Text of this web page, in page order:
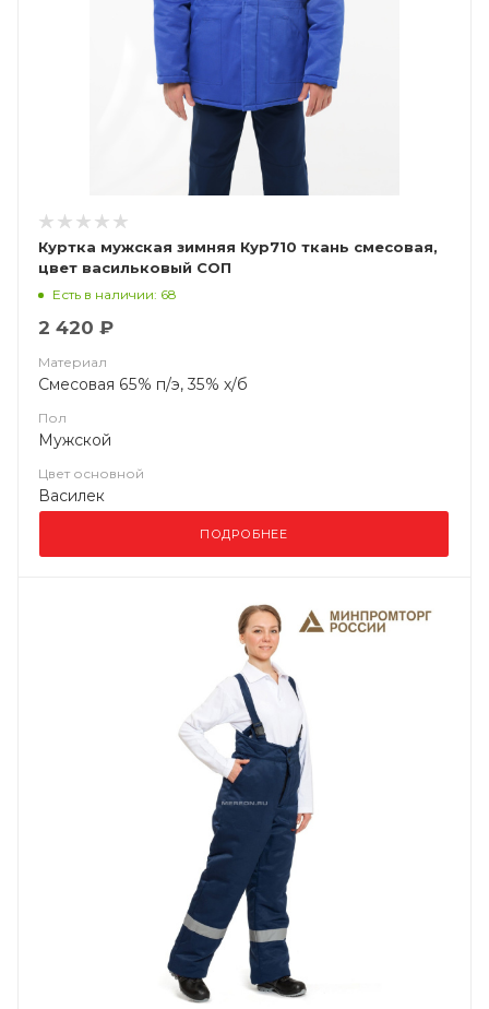
Куртка мужская зимняя Кур710 ткань смесовая,
цвет васильковый СОП
Есть в наличии: 68
2 420 ₽
Материал
Смесовая 65% п/э, 35% х/б
Пол
Мужской
Цвет основной
Василек
ПОДРОБНЕЕ